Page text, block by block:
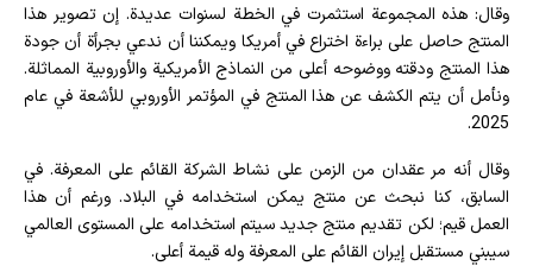
وقال: هذه المجموعة استثمرت في الخطة لسنوات عديدة. إن تصوير هذا
المنتج حاصل على براءة اختراع في أمريكا ويمكننا أن ندعي بجرأة أن جودة
هذا المنتج ودقته ووضوحه أعلى من النماذج الأمريكية والأوروبية المماثلة.
ونأمل أن يتم الكشف عن هذا المنتج في المؤتمر الأوروبي للأشعة في عام
2025.
وقال أنه مر عقدان من الزمن على نشاط الشركة القائم على المعرفة. في
السابق، كنا نبحث عن منتج يمكن استخدامه في البلاد. ورغم أن هذا
العمل قيم؛ لكن تقديم منتج جديد سيتم استخدامه على المستوى العالمي
سيبني مستقبل إيران القائم على المعرفة وله قيمة أعلى.